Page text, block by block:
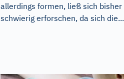
allerdings formen, ließ sich bisher
schwierig erforschen, da sich die...